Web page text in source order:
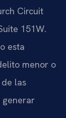
Circuit
151W.
esta
menor o
las
generar